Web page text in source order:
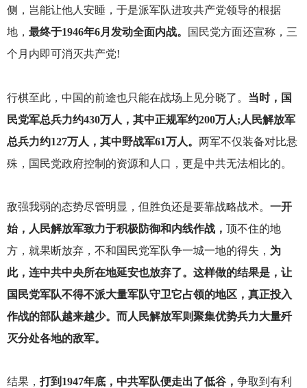
侧，岂能让他人安睡，于是派军队进攻共产党领导的根据
地， 最终于1946年6月发动全面内战。
国民党方面还宣称，三
个月内即可消灭共产党!
行棋至此，中国的前途也只能在战场上见分晓了。 当时，国
民党军总兵力约430万人，其中正规军约200万人;人民解放军
总兵力约127万人，其中野战军61万人。 两军不仅装备对比悬
殊，国民党政府控制的资源和人口，更是中共无法相比的。
敌强我弱的态势尽管明显，但胜负还是要靠战略战术。 一开
始，人民解放军致力于积极防御和内线作战， 顶不住的地
方，就果断放弃，不和国民党军队争一城一地的得失， 为
此，连中共中央所在地延安也放弃了。这样做的结果是，让
国民党军队不得不派大量军队守卫它占领的地区，真正投入
作战的部队越来越少。而人民解放军则聚集优势兵力大量歼
灭分处各地的敌军。
结果， 打到1947年底，中共军队便走出了低谷， 争取到有利